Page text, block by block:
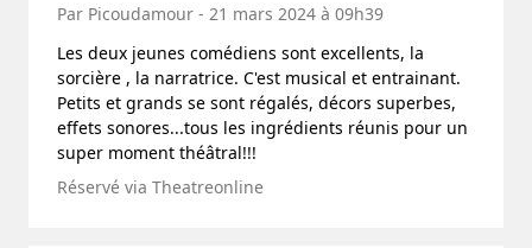
Par Picoudamour - 21 mars 2024 à 09h39
Les deux jeunes comédiens sont excellents, la
sorcière , la narratrice. C'est musical et entrainant.
Petits et grands se sont régalés, décors superbes,
effets sonores...tous les ingrédients réunis pour un
super moment théâtral!!!
Réservé via Theatreonline